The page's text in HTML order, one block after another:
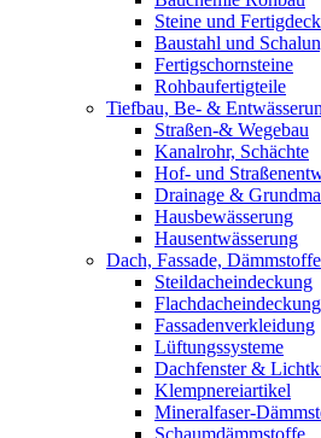
Steine und
Baustahl und
Fertigschornsteine
Rohbaufertigteile
Tiefbau, Be- &
Straßen-& Wegebau
Kanalrohr, Schächte
Hof- und
Drainage &
Hausbewässerung
Hausentwässerung
Dach, Fassade, Dämmstoffe
Steildacheindeckung
Flachdacheindeckung
Fassadenverkleidung
Lüftungssysteme
Dachfenster &
Klempnereiartikel
Mineralfaser-
Schaumdämmstoffe